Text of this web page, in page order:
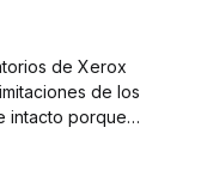
de Xerox
de los
intacto porque